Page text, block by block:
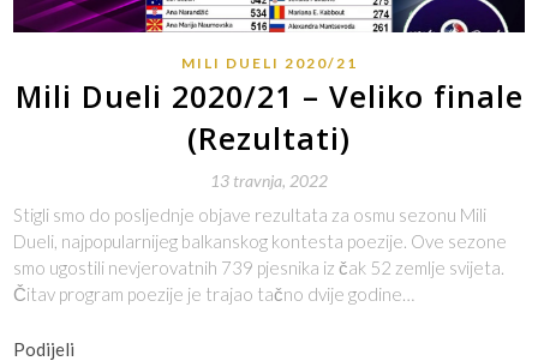
MILI DUELI 2020/21
Mili Dueli 2020/21 – Veliko finale
(Rezultati)
13 travnja, 2022
Stigli smo do posljednje objave rezultata za osmu sezonu Mili
Dueli, najpopularnijeg balkanskog kontesta poezije. Ove sezone
smo ugostili nevjerovatnih 739 pjesnika iz čak 52 zemlje svijeta.
Čitav program poezije je trajao tačno dvije godine…
Podijeli